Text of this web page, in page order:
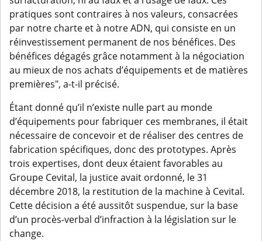
pratiques sont contraires à nos valeurs, consacrées
par notre charte et à notre ADN, qui consiste en un
réinvestissement permanent de nos bénéfices. Des
bénéfices dégagés grâce notamment à la négociation
au mieux de nos achats d’équipements et de matières
premières", a-t-il précisé.
Étant donné qu’il n’existe nulle part au monde
d’équipements pour fabriquer ces membranes, il était
nécessaire de concevoir et de réaliser des centres de
fabrication spécifiques, donc des prototypes. Après
trois expertises, dont deux étaient favorables au
Groupe Cevital, la justice avait ordonné, le 31
décembre 2018, la restitution de la machine à Cevital.
Cette décision a été aussitôt suspendue, sur la base
d’un procès-verbal d’infraction à la législation sur le
change.